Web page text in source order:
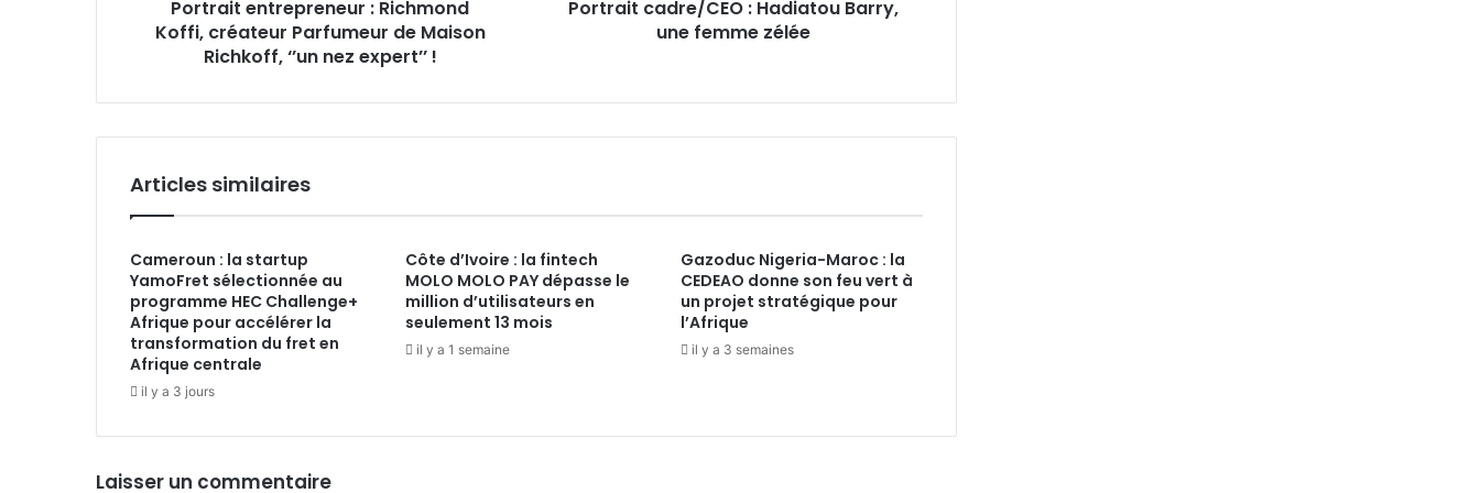
Portrait entrepreneur : Richmond
Koffi, créateur Parfumeur de Maison
Richkoff, ‘’un nez expert’’ !
Portrait cadre/CEO : Hadiatou Barry,
une femme zélée
Articles similaires
Cameroun : la startup
YamoFret sélectionnée au
programme HEC Challenge+
Afrique pour accélérer la
transformation du fret en
Afrique centrale
il y a 3 jours
Côte d’Ivoire : la fintech
MOLO MOLO PAY dépasse le
million d’utilisateurs en
seulement 13 mois
il y a 1 semaine
Gazoduc Nigeria-Maroc : la
CEDEAO donne son feu vert à
un projet stratégique pour
l’Afrique
il y a 3 semaines
Laisser un commentaire